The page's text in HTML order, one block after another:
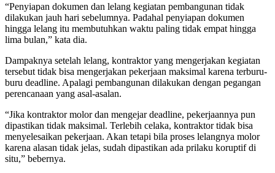
“Penyiapan dokumen dan lelang kegiatan pembangunan tidak
dilakukan jauh hari sebelumnya. Padahal penyiapan dokumen
hingga lelang itu membutuhkan waktu paling tidak empat hingga
lima bulan,” kata dia.
Dampaknya setelah lelang, kontraktor yang mengerjakan kegiatan
tersebut tidak bisa mengerjakan pekerjaan maksimal karena terburu-
buru deadline. Apalagi pembangunan dilakukan dengan pegangan
perencanaan yang asal-asalan.
“Jika kontraktor molor dan mengejar deadline, pekerjaannya pun
dipastikan tidak maksimal. Terlebih celaka, kontraktor tidak bisa
menyelesaikan pekerjaan. Akan tetapi bila proses lelangnya molor
karena alasan tidak jelas, sudah dipastikan ada prilaku koruptif di
situ,” bebernya.